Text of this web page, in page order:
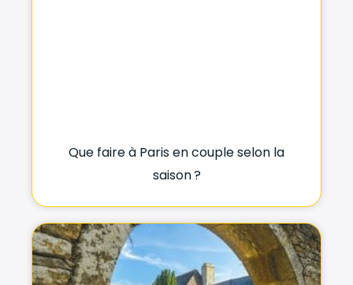
Que faire à Paris en couple selon la
saison ?